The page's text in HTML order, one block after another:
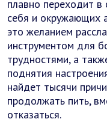
плавно переходит в
себя и окружающих
это желанием
инструментом для
трудностями, а
поднятия
найдет тысячи
продолжать пить,
отказаться.